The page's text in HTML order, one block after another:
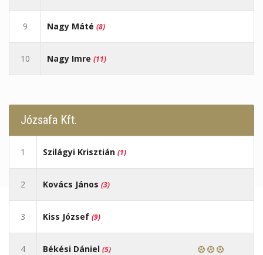
9 Nagy Máté (8)
10 Nagy Imre (11)
Józsafa Kft.
1 Szilágyi Krisztián (1)
2 Kovács János (3)
3 Kiss József (9)
4 Békési Dániel (5)